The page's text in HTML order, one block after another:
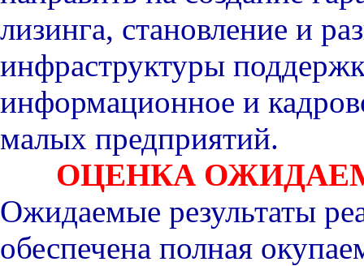
лизинга, становление и
инфраструктуры
информационное и
малых предприятий.
ОЦЕНКА
Ожидаемые результаты
обеспечена полная